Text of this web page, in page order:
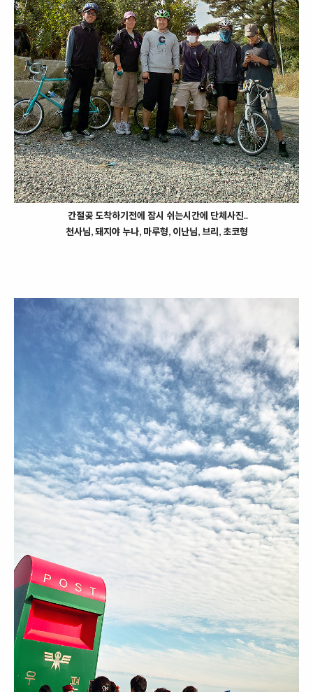
간절곶 도착하기전에 잠시 쉬는시간에 단체사진..
천사님, 돼지야 누나, 마루형, 이난님, 브리, 초코형